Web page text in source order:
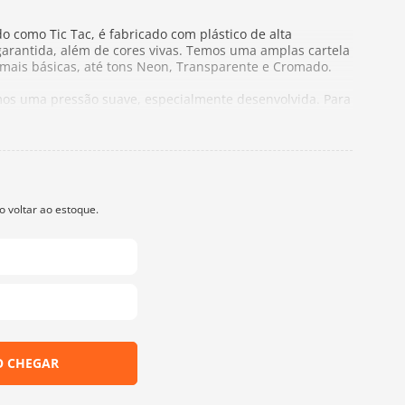
como Tic Tac, é fabricado com plástico de alta
além de cores vivas. Temos uma amplas cartela
básicas, até tons Neon, Transparente e Cromado.
uma pressão suave, especialmente desenvolvida. Para
que vão desde confecções de roupas até o uso dentro
outra pressão, mais forte.
1 fêmea